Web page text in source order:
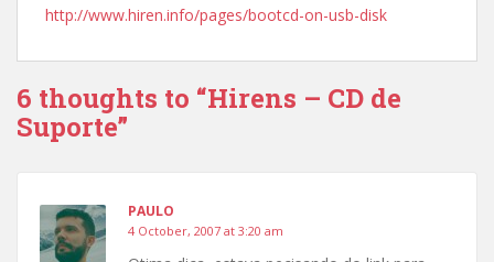
http://www.hiren.info/pages/bootcd-on-usb-disk
6 thoughts to “Hirens – CD de
Suporte”
PAULO
4 October, 2007 at 3:20 am